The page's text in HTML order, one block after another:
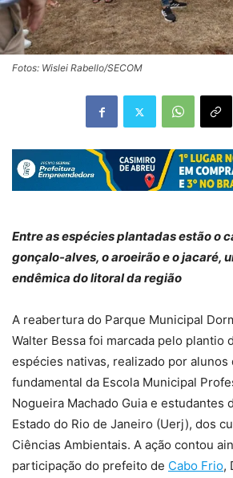
Fotos: Wislei Rabello/SECOM
Entre as espécies plantadas estão o
gonçalo-alves, o aroeirão e o jacaré,
endêmica do litoral da região
A reabertura do Parque Municipal
Walter Bessa foi marcada pelo plantio
espécies nativas, realizado por alunos
fundamental da Escola Municipal
Nogueira Machado Guia e estudantes
Estado do Rio de Janeiro (Uerj), dos
Ciências Ambientais. A ação contou
participação do prefeito de Cabo Frio,